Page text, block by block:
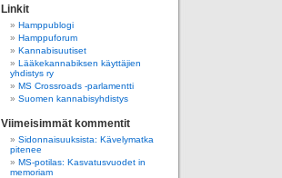
Linkit
Hamppublogi
Hamppuforum
Kannabisuutiset
Lääkekannabiksen käyttäjien
yhdistys ry
MS Crossroads -parlamentti
Suomen kannabisyhdistys
Viimeisimmät kommentit
Sidonnaisuuksista: Kävelymatka
pitenee
MS-potilas: Kasvatusvuodet in
memoriam